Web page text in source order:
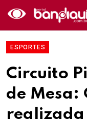
ESPORTES
Circuito
de Mesa: